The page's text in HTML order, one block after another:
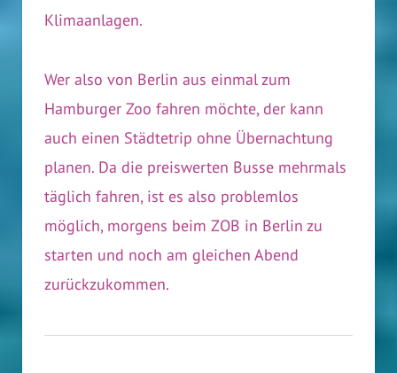
Klimaanlagen.
Wer also von Berlin aus einmal zum
Hamburger Zoo fahren möchte, der kann
auch einen Städtetrip ohne Übernachtung
planen. Da die preiswerten Busse mehrmals
täglich fahren, ist es also problemlos
möglich, morgens beim ZOB in Berlin zu
starten und noch am gleichen Abend
zurückzukommen.